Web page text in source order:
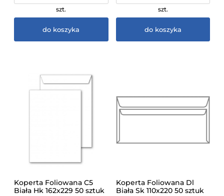
szt.
do koszyka
szt.
do koszyka
Koperta Foliowana C5
Biała Hk 162x229 50 sztuk
Koperta Foliowana Dl
Biała Sk 110x220 50 sztuk